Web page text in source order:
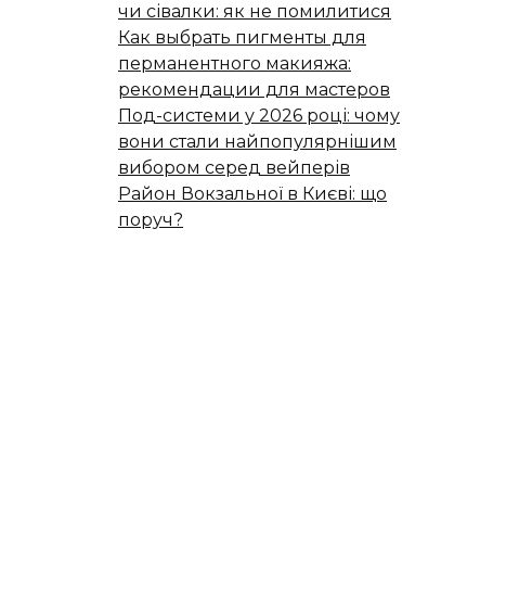
чи сівалки: як не помилитися
Как выбрать пигменты для
перманентного макияжа:
рекомендации для мастеров
Под-системи у 2026 році: чому
вони стали найпопулярнішим
вибором серед вейперів
Район Вокзальної в Києві: що
поруч?